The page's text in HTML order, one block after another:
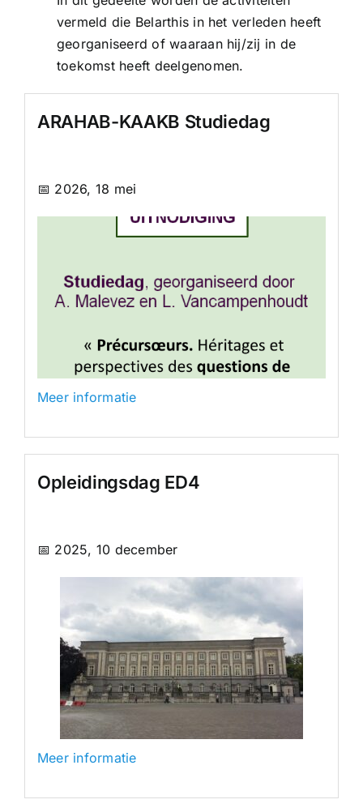
Nl
vermeld die Belarthis in het verleden heeft
georganiseerd of waaraan hij/zij in de
toekomst heeft deelgenomen.
ARAHAB-KAAKB Studiedag
📅 2026, 18 mei
Meer informatie
Opleidingsdag ED4
📅 2025, 10 december
Meer informatie